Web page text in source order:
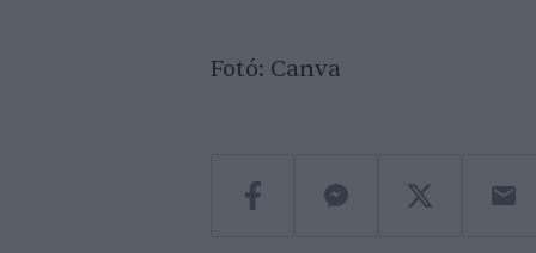
Fotó: Canva